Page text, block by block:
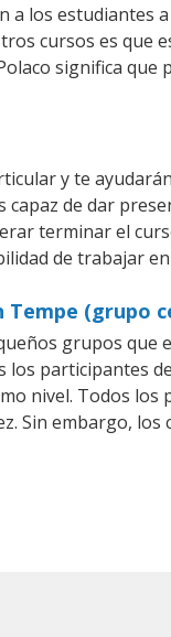
los estudiantes
cursos es
significa
y te
de dar
terminar el
de trabajar
Tempe (grupo
grupos
participantes
nivel. Todos
Sin embargo,